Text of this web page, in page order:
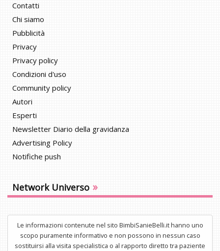
Contatti
Chi siamo
Pubblicità
Privacy
Privacy policy
Condizioni d'uso
Community policy
Autori
Esperti
Newsletter Diario della gravidanza
Advertising Policy
Notifiche push
Network Universo »
Le informazioni contenute nel sito BimbiSanieBelli.it hanno uno
scopo puramente informativo e non possono in nessun caso
sostituirsi alla visita specialistica o al rapporto diretto tra paziente